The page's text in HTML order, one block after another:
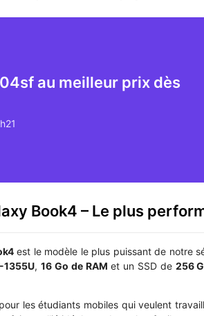
au meilleur prix dès
Book4 – Le plus
est le modèle le plus puissant de notre
1355U,16 Go de RAM et un SSD de 256
les étudiants mobiles qui veulent